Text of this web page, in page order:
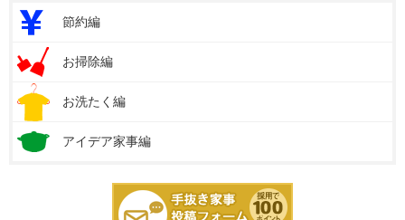
節約編
お掃除編
お洗たく編
アイデア家事編